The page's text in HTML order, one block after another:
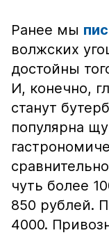
Ранее мы
волжских
достойны
И, конечно,
станут
популярна
чуть более
850 рублей.
4000.